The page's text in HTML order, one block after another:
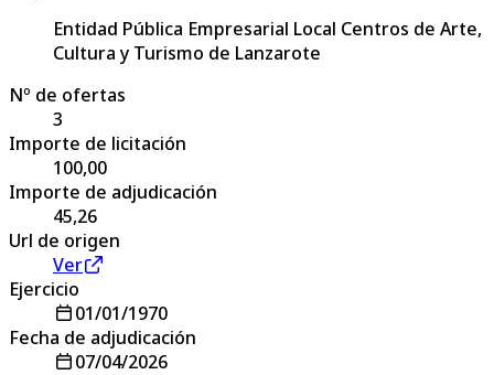
Entidad Pública Empresarial Local Centros de Arte,
Cultura y Turismo de Lanzarote
Nº de ofertas
3
Importe de licitación
100,00
Importe de adjudicación
45,26
Url de origen
Ver
Ejercicio
01/01/1970
Fecha de adjudicación
07/04/2026